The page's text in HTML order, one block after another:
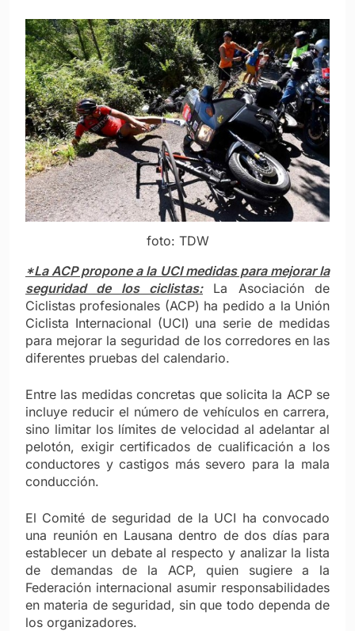
foto: TDW
*La ACP propone a la UCI medidas para mejorar la
seguridad de los ciclistas:La Asociación de
Ciclistas profesionales (ACP) ha pedido a la Unión
Ciclista Internacional (UCI) una serie de medidas
para mejorar la seguridad de los corredores en las
diferentes pruebas del calendario.
Entre las medidas concretas que solicita la ACP se
incluye reducir el número de vehículos en carrera,
sino limitar los límites de velocidad al adelantar al
pelotón, exigir certificados de cualificación a los
conductores y castigos más severo para la mala
conducción.
El Comité de seguridad de la UCI ha convocado
una reunión en Lausana dentro de dos días para
establecer un debate al respecto y analizar la lista
de demandas de la ACP, quien sugiere a la
Federación internacional asumir responsabilidades
en materia de seguridad, sin que todo dependa de
los organizadores.